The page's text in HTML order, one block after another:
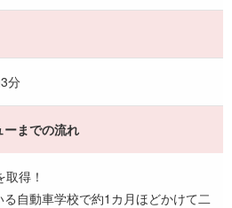
分
ーまでの流れ
得！
自動車学校で約1カ月ほどかけて二